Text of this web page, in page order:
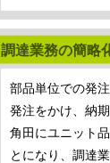
調達業務の簡略
部品単位での発
発注をかけ、納
角田にユニット
とになり、調達